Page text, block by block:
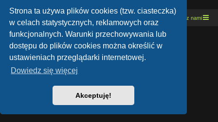
Strona ta używa plików cookies (tzw. ciasteczka)
w celach statystycznych, reklamowych oraz
funkcjonalnych. Warunki przechowywania lub
dostępu do plików cookies można określić w
ustawieniach przeglądarki internetowej.
Dowiedz się więcej
Akceptuję!
Kontakt z nami
Lucid Lime style created by
Melvin García
Co-Author:MannixMD
Style Version: 1.1.9
Technologię dostarcza phpBB® Forum Software © phpBB Limited
Zasady ochrony danych osobowych